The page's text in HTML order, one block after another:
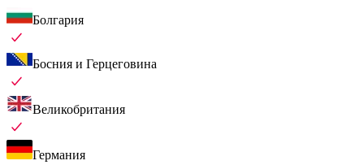
Болгария
Босния и Герцеговина
Великобритания
Германия